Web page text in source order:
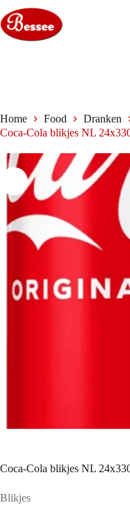
naar
de
inhoud
Home Food Dranken
Coca-Cola blikjes NL
Coca-Cola blikjes NL
Blikjes